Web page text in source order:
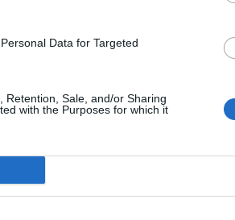
Data for Targeted
Retention, Sale, and/or Sharing
with the Purposes for which it